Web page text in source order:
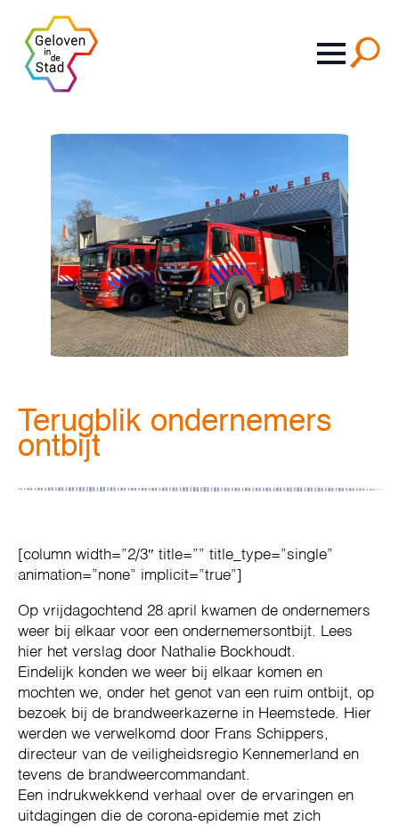
Terugblik ondernemers
ontbijt
[column width=”2/3″ title=”” title_type=”single”
animation=”none” implicit=”true”]
Op vrijdagochtend 28 april kwamen de ondernemers
weer bij elkaar voor een ondernemersontbijt. Lees
hier het verslag door Nathalie Bockhoudt.
Eindelijk konden we weer bij elkaar komen en
mochten we, onder het genot van een ruim ontbijt, op
bezoek bij de brandweerkazerne in Heemstede. Hier
werden we verwelkomd door Frans Schippers,
directeur van de veiligheidsregio Kennemerland en
tevens de brandweercommandant.
Een indrukwekkend verhaal over de ervaringen en
uitdagingen die de corona-epidemie met zich